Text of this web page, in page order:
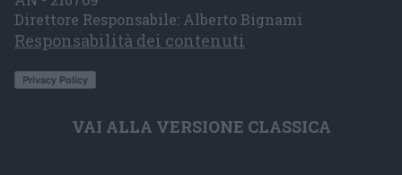
Direttore Responsabile: Alberto Bignami
Responsabilità dei contenuti
VAI ALLA VERSIONE CLASSICA